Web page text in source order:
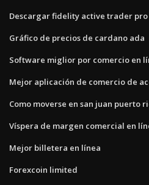
Descargar fidelity active trader pro
Gráfico de precios de cardano ada
Software miglior por comercio en
Mejor aplicación de comercio de
Como moverse en san juan puerto
Víspera de margen comercial en
Mejor billetera en línea
Forexcoin limited